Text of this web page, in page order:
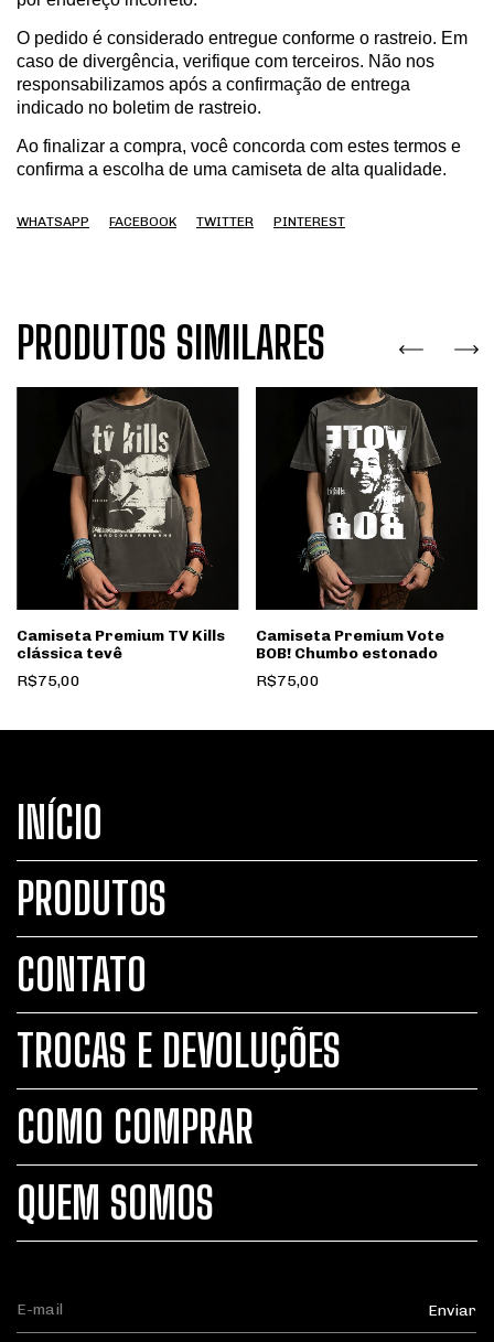
O pedido é considerado entregue conforme o rastreio. Em
caso de divergência, verifique com terceiros. Não nos
responsabilizamos após a confirmação de entrega
indicado no boletim de rastreio.
Ao finalizar a compra, você concorda com estes termos e
confirma a escolha de uma camiseta de alta qualidade.
WHATSAPP FACEBOOK TWITTER PINTEREST
PRODUTOS SIMILARES
Camiseta Premium TV Kills
clássica tevê
R$75,00
Camiseta Premium Vote
BOB! Chumbo estonado
R$75,00
INÍCIO
PRODUTOS
CONTATO
TROCAS E DEVOLUÇÕES
COMO COMPRAR
QUEM SOMOS